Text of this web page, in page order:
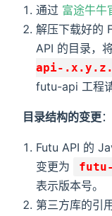
通过 富途牛牛
解压下载好的
API 的目录，
api-
futu-api 工程
目录结构的变更：
Futu API 的
变更为
表示版本号。
第三方库的引